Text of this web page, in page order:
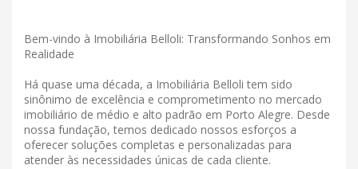
Bem-vindo à Imobiliária Belloli: Transformando Sonhos em
Realidade
Há quase uma década, a Imobiliária Belloli tem sido
sinônimo de excelência e comprometimento no mercado
imobiliário de médio e alto padrão em Porto Alegre. Desde
nossa fundação, temos dedicado nossos esforços a
oferecer soluções completas e personalizadas para
atender às necessidades únicas de cada cliente.